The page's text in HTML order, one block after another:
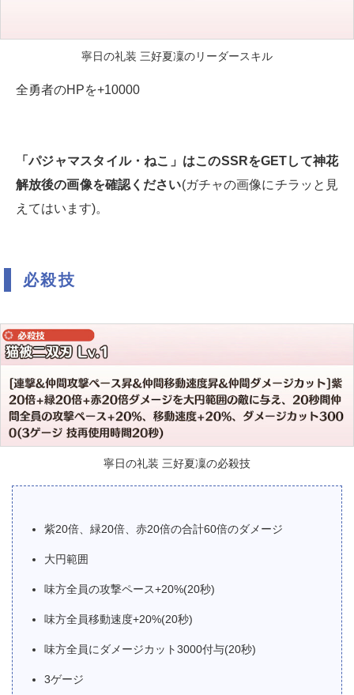
寧日の礼装 三好夏凜のリーダースキル
全勇者のHPを+10000
「パジャマスタイル・ねこ」はこのSSRをGETして神花
解放後の画像を確認ください(ガチャの画像にチラッと見
えてはいます)。
必殺技
寧日の礼装 三好夏凜の必殺技
紫20倍、緑20倍、赤20倍の合計60倍のダメージ
大円範囲
味方全員の攻撃ペース+20%(20秒)
味方全員移動速度+20%(20秒)
味方全員にダメージカット3000付与(20秒)
3ゲージ